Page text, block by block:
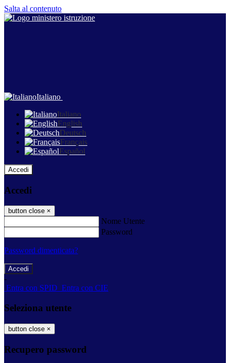
Salta al contenuto
Italiano
Italiano
English
Deutsch
Français
Español
Accedi
Accedi
button close ×
Nome Utente
Password
Password dimenticata?
-
Entra con SPID Entra con CIE
Seleziona utente
button close ×
Recupero password